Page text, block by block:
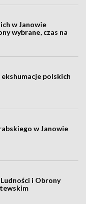
w Janowie
wybrane, czas na
polskich
w Janowie
i Obrony